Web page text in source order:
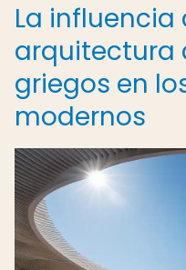
La influencia
arquitectura
griegos en
modernos